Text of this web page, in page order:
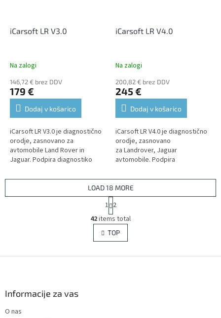
iCarsoft LR V3.0
Na zalogi
146,72 € brez DDV
179 €
Dodaj v košarico
iCarsoft LR V3.0 je diagnostično
orodje, zasnovano za
avtomobile Land Rover in
Jaguar. Podpira diagnostiko
in brisanje kod napak, prikaz
iCarsoft LR V4.0
Na zalogi
200,82 € brez DDV
245 €
Dodaj v košarico
iCarsoft LR V4.0 je diagnostično
orodje, zasnovano
za Landrover, Jaguar
avtomobile. Podpira
omogoča branje in brisanje kod
napak, prikaz...
L
i
s
t
LOAD 18 MORE
P
a
g
i
n
a
i
1 2
42items total
TOP
Informacije za vas
O nas